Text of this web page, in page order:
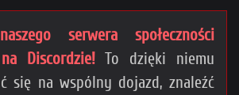
serwera społeczności
Discordzie!To dzięki niemu
się na wspólny dojazd, znaleźć